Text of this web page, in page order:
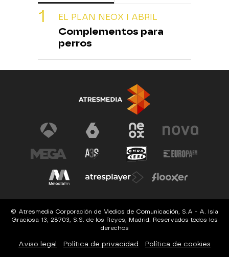
EL PLAN NEOX I ABRIL
Complementos para
perros
© Atresmedia Corporación de Medios de Comunicación, S.A - A. Isla
Graciosa 13, 28703, S.S. de los Reyes, Madrid. Reservados todos los
derechos
Aviso legal Política de privacidad Política de cookies